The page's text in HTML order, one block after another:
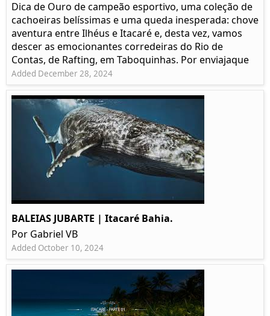
Dica de Ouro de campeão esportivo, uma coleção de
cachoeiras belíssimas e uma queda inesperada: chove
aventura entre Ilhéus e Itacaré e, desta vez, vamos
descer as emocionantes corredeiras do Rio de
Contas, de Rafting, em Taboquinhas. Por enviajaque
Added December 28, 2024
BALEIAS JUBARTE | Itacaré Bahia.
Por Gabriel VB
Added October 10, 2024